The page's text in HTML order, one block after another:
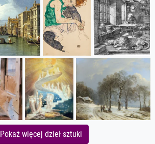
Pokaż więcej dzieł sztuki